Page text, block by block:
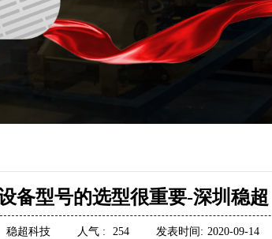
备型号的选型很重要-深圳稳超
稳超科技 人气 : 254 发表时间: 2020-09-14